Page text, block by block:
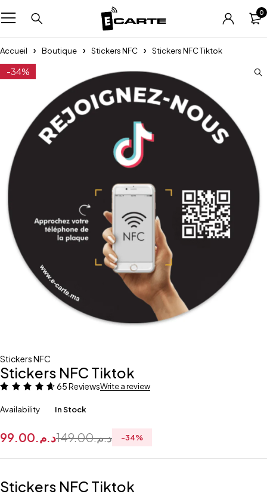
0
Accueil Boutique Stickers NFC Stickers NFC Tiktok
-34%
Stickers NFC
Stickers NFC Tiktok
65 ReviewsWrite a review
Availability In Stock
د.م.149.00د.م.99.00 -34%
Stickers NFC Tiktok